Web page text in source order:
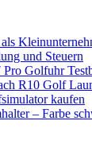
und Steuern
Golfuhr
R10 Golf
kaufen
– Farbe